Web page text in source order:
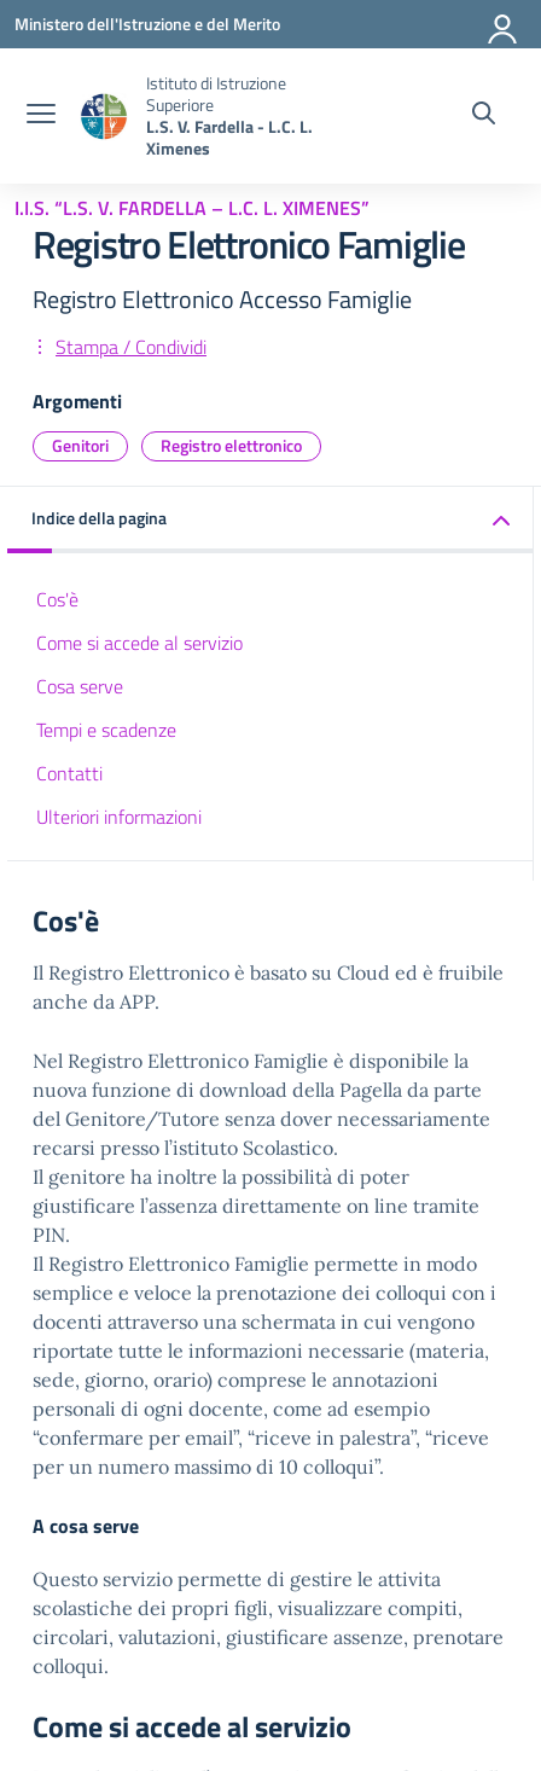
Vai ai contenuti
Vai al menu di navigazione
Vai al footer
Ministero dell'Istruzione e del Merito
Istituto di Istruzione
Superiore
L.S. V. Fardella - L.C. L.
Ximenes
I.I.S. “L.S. V. FARDELLA – L.C. L. XIMENES”
Registro Elettronico Famiglie
Registro Elettronico Accesso Famiglie
Stampa / Condividi
Argomenti
Genitori Registro elettronico
Indice della pagina
Cos'è
Come si accede al servizio
Cosa serve
Tempi e scadenze
Contatti
Ulteriori informazioni
Cos'è
Il Registro Elettronico è basato su Cloud ed è fruibile
anche da APP.
Nel Registro Elettronico Famiglie è disponibile la
nuova funzione di download della Pagella da parte
del Genitore/Tutore senza dover necessariamente
recarsi presso l’istituto Scolastico.
Il genitore ha inoltre la possibilità di poter
giustificare l’assenza direttamente on line tramite
PIN.
Il Registro Elettronico Famiglie permette in modo
semplice e veloce la prenotazione dei colloqui con i
docenti attraverso una schermata in cui vengono
riportate tutte le informazioni necessarie (materia,
sede, giorno, orario) comprese le annotazioni
personali di ogni docente, come ad esempio
“confermare per email”, “riceve in palestra”, “riceve
per un numero massimo di 10 colloqui”.
A cosa serve
Questo servizio permette di gestire le attivita
scolastiche dei propri figli, visualizzare compiti,
circolari, valutazioni, giustificare assenze, prenotare
colloqui.
Come si accede al servizio